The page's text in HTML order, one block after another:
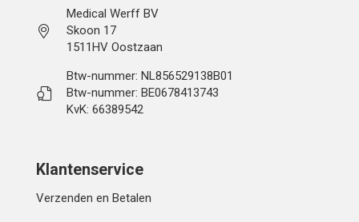
Medical Werff BV
Skoon 17
1511HV Oostzaan
Btw-nummer: NL856529138B01
Btw-nummer: BE0678413743
KvK: 66389542
Klantenservice
Verzenden en Betalen